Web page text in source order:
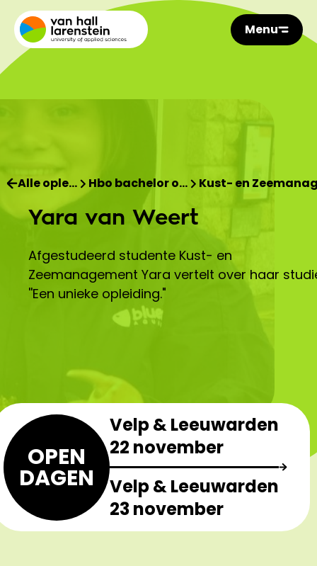
Menu
Alle ople… Hbo bachelor o… Kust- en
Yara van Weert
Afgestudeerd studente Kust- en
Zeemanagement Yara vertelt over haar
''Een unieke opleiding."
OPEN
DAGEN
Velp & Leeuwarden
22 november
Velp & Leeuwarden
23 november